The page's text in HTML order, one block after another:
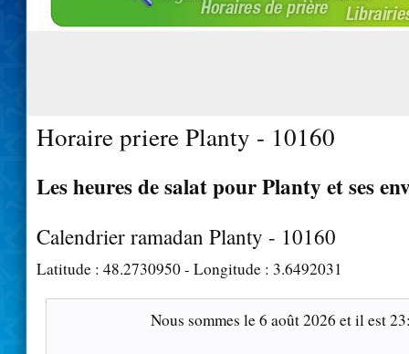
Horaire priere Planty - 10160
Les heures de salat pour Planty et ses
Calendrier ramadan Planty - 10160
Latitude : 48.2730950- Longitude : 3.6492031
Nous sommes le6 août 2026 et il est